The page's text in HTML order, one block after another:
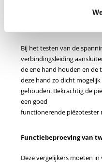
bedrijfsspanning van de
Bij het testen van de
verbindingsleiding
de ene hand houden en de
deze hand zo dicht
gehouden. Bekrachtig de
een goed
functionerende piëzotester
Functiebeproeving van
Deze vergelijkers moeten